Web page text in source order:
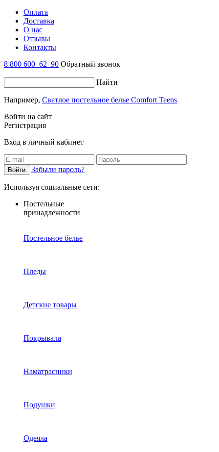
Оплата
Доставка
О нас
Отзывы
Контакты
8 800 600–62–90 Обратный звонок
Найти
Например, Светлое постельное белье Comfort Teens
Войти на сайт
Регистрация
Вход в личный кабинет
Забыли пароль?
Используя социальные сети:
Постельные
принадлежности
Постельное белье
Пледы
Детские товары
Покрывала
Наматрасники
Подушки
Одеяла